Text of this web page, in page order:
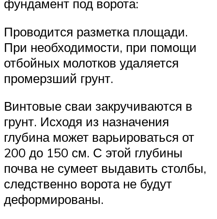
фундамент под ворота:
Проводится разметка площади.
При необходимости, при помощи
отбойных молотков удаляется
промерзший грунт.
Винтовые сваи закручиваются в
грунт. Исходя из назначения
глубина может варьироваться от
200 до 150 см. С этой глубины
почва не сумеет выдавить столбы,
следственно ворота не будут
деформированы.